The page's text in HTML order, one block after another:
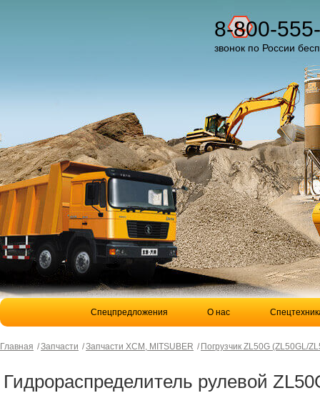
8-800-
звонок по России
Спецпредложения О нас
Главная Запчасти Запчасти XCM, MITSUBER Погрузчик ZL50G (ZL50GL/
Гидрораспределитель рулевой